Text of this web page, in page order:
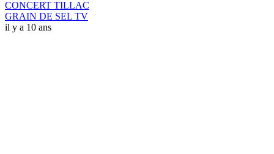
CONCERT TILLAC
GRAIN DE SEL TV
il y a 10 ans